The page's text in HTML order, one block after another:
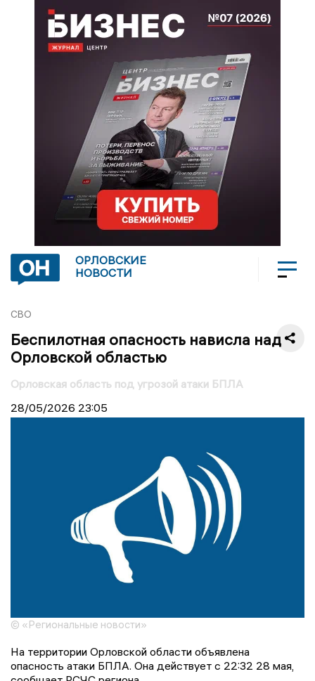
ОРЛОВСКИЕ
НОВОСТИ
СВО
Беспилотная опасность нависла над
Орловской областью
Орловская область под угрозой атаки БПЛА
28/05/2026 23:05
© «Региональные новости»
На территории Орловской области объявлена
опасность атаки БПЛА. Она действует с 22:32 28 мая,